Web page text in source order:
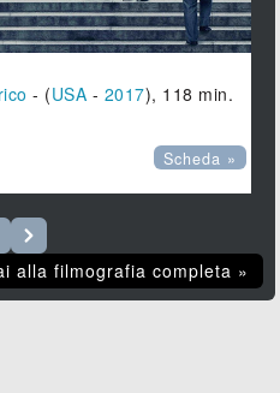
- (USA - 2017), 118 min.
Scheda »
alla filmografia completa »